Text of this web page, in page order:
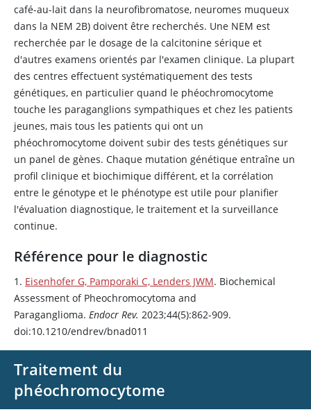
café-au-lait dans la neurofibromatose, neuromes muqueux
dans la NEM 2B) doivent être recherchés. Une NEM est
recherchée par le dosage de la calcitonine sérique et
d'autres examens orientés par l'examen clinique. La plupart
des centres effectuent systématiquement des tests
génétiques, en particulier quand le phéochromocytome
touche les paraganglions sympathiques et chez les patients
jeunes, mais tous les patients qui ont un
phéochromocytome doivent subir des tests génétiques sur
un panel de gènes. Chaque mutation génétique entraîne un
profil clinique et biochimique différent, et la corrélation
entre le génotype et le phénotype est utile pour planifier
l'évaluation diagnostique, le traitement et la surveillance
continue.
Référence pour le diagnostic
1. Eisenhofer G, Pamporaki C, Lenders JWM. Biochemical
Assessment of Pheochromocytoma and
Paraganglioma. Endocr Rev. 2023;44(5):862-909.
doi:10.1210/endrev/bnad011
Traitement du
phéochromocytome